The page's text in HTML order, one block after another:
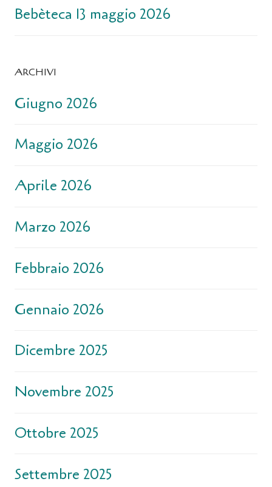
Bebèteca 13 maggio 2026
ARCHIVI
Giugno 2026
Maggio 2026
Aprile 2026
Marzo 2026
Febbraio 2026
Gennaio 2026
Dicembre 2025
Novembre 2025
Ottobre 2025
Settembre 2025